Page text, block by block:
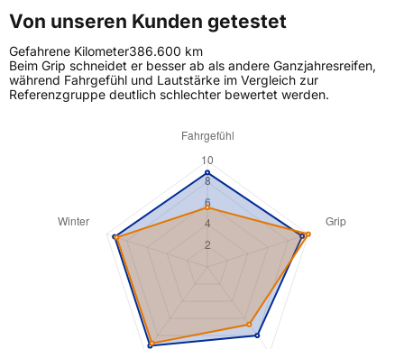
Von unseren Kunden getestet
Gefahrene Kilometer386.600 km
Beim Grip schneidet er besser ab als andere Ganzjahresreifen,
während Fahrgefühl und Lautstärke im Vergleich zur
Referenzgruppe deutlich schlechter bewertet werden.